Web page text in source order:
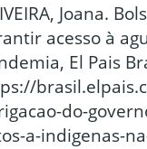
Joana.
acesso à
El Pais
do-
a-indigenas-